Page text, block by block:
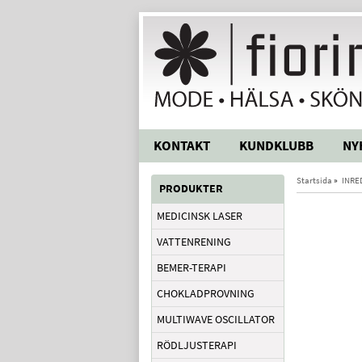
KONTAKT KUNDKLUBB
PRODUKTER
MEDICINSK LASER
VATTENRENING
BEMER-TERAPI
CHOKLADPROVNING
MULTIWAVE OSCILLATOR
RÖDLJUSTERAPI
Startsida »